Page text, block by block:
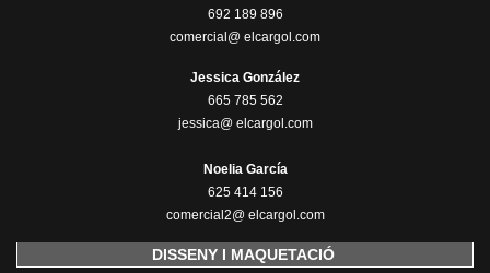
692 189 896
comercial@ elcargol.com
Jessica González
665 785 562
jessica@ elcargol.com
Noelia García
625 414 156
comercial2@ elcargol.com
DISSENY I MAQUETACIÓ